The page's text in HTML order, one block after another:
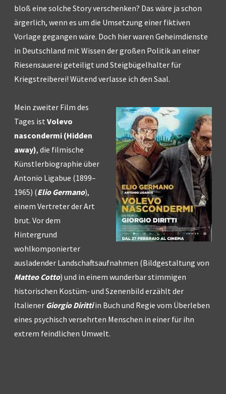
bloß eine solche Story verschenken? Das wäre ja schon
ärgerlich, wenn es um die Umsetzung einer fiktiven
Vorlage gegangen wäre. Doch hier waren Geheimdienste
in Deutschland mit Wissen der großen Politik an einer
Riesensauerei geteiligt und Steigbügelhalter für
Kriegstreiberei! Wütend verlasse ich den Saal.
Mein zweiter Film des
Tages ist Volevo
nascondermi (Hidden
away), die filmische
Künstlerbiographie über
Antonio Ligabue (1899–
1965) (Elio Germano),
einem Vertreter der Art
brut. Vor dem
Hintergrund
wohlkomponierter
ausladender Landschaftsaufnahmen (Bildgestaltung von
Matteo Cotto) und in einem wunderbar stimmigen
historischen Kostüm- und Szenenbild erzählt der
Italiener Giorgio Dirittiin Buch und Regie vom Überleben
eines psychisch versehrten Menschen in einer für ihn
extrem feindlichen Umwelt.